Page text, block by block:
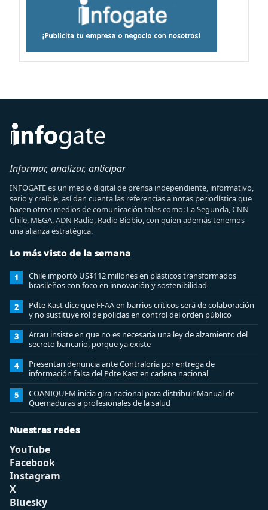
Informar, analizar, anticipar
INFOGATE es un medio digital de prensa independiente, informativo,
serio y creíble, así dan cuenta las referencias a notas periodística que
hacen otros medios de comunicación tales como: La Segunda, CNN
Chile, MEGA, ADN Radio, Radio Biobio, con quien además tenemos
una alianza estratégica.
Lo más visto de la semana
1
Chile importó US$112 millones en plásticos transformados
brasileños con foco en innovación y sostenibilidad
2
Pdte Kast dice que FFAA en barrios críticos será de colaboración
y no sustituye rol de policías en control del orden público
3
Arrau insiste en que no es necesaria una ley de alzamiento del
secreto bancario, porque ya existe
4
Presentan denuncia ante Contraloría por entrega de
información falsa del Pdte Kast en cadena nacional
5
COANIQUEM inicia gira nacional para distribuir Manual de
Quemaduras a profesionales de la salud
Nuestras redes
YouTube
Facebook
Instagram
X
Bluesky